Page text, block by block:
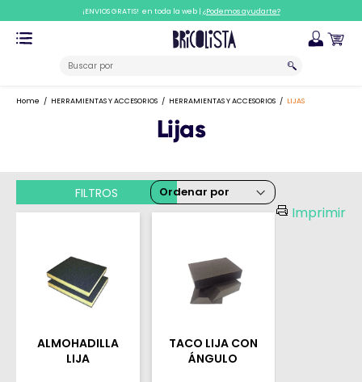
Home HERRAMIENTAS Y ACCESORIOS HERRAMIENTAS Y ACCESORIOS LIJAS
Lijas
FILTROS
Imprimir
ALMOHADILLA
LIJA
TACO LIJA CON
ÁNGULO
¡ENVIOS GRATIS! en toda la web | ¿Podemos ayudarte?